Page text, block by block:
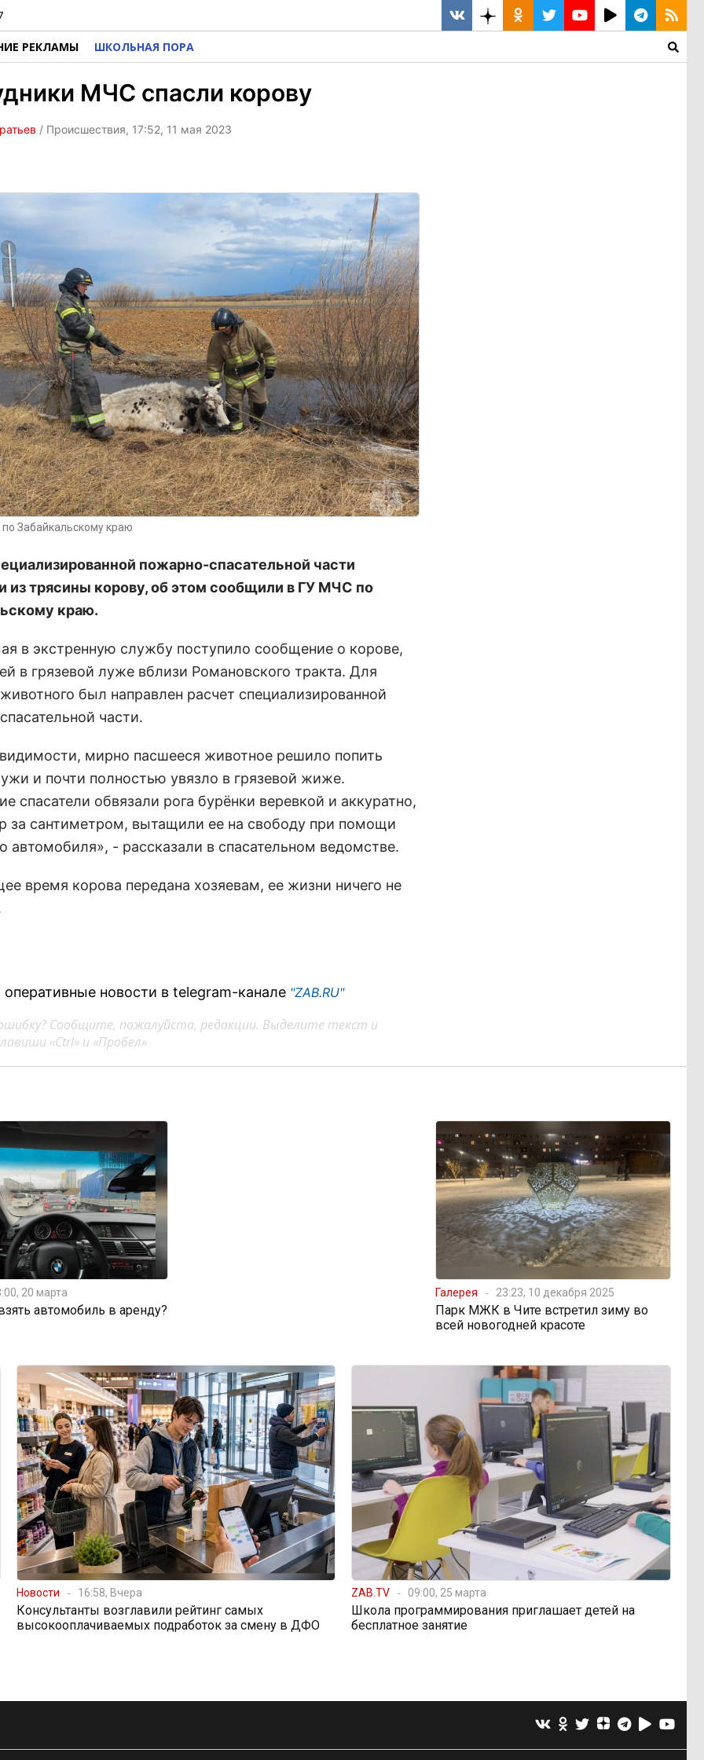
РЕКЛАМЫ ШКОЛЬНАЯ ПОРА
МЧС спасли корову
/ Происшествия, 17:52, 11 мая 2023
Забайкальскому краю
пожарно-спасательной части
из трясины корову, об этом сообщили в ГУ МЧС по
краю.
в экстренную службу поступило сообщение о корове,
в грязевой луже вблизи Романовского тракта. Для
был направлен расчет специализированной
части.
мирно пасшееся животное решило попить
и почти полностью увязло в грязевой жиже.
спасатели обвязали рога бурёнки веревкой и аккуратно,
за сантиметром, вытащили ее на свободу при помощи
автомобиля», - рассказали в спасательном ведомстве.
время корова передана хозяевам, ее жизни ничего не
новости в telegram-канале "ZAB.RU"
Сообщите, пожалуйста, редакции. Выделите текст и
«Ctrl» и «Пробел»
20 марта
автомобиль в аренду?
Галерея 23:23, 10 декабря 2025
Парк МЖК в Чите встретил зиму во
всей новогодней красоте
Новости 16:58, Вчера
Консультанты возглавили рейтинг самых
высокооплачиваемых подработок за смену в ДФО
ZAB.TV 09:00, 25 марта
Школа программирования приглашает детей на
бесплатное занятие